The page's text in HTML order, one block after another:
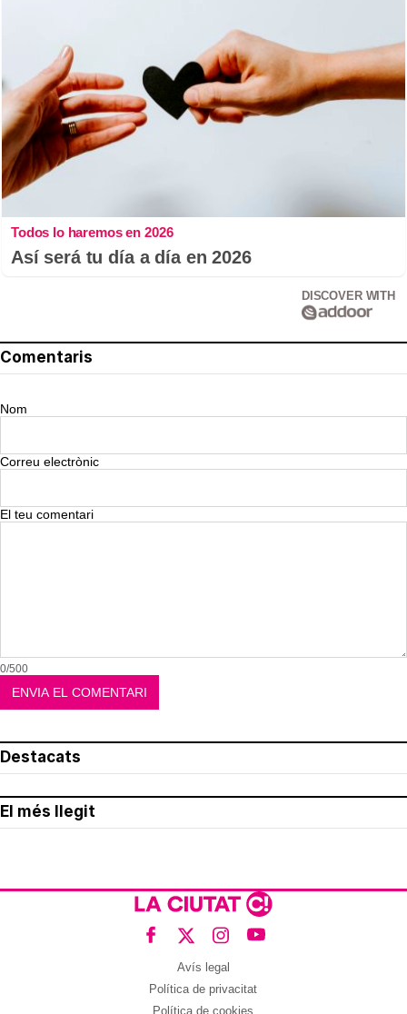
Todos lo haremos en 2026
Así será tu día a día en 2026
DISCOVER WITH
Comentaris
Nom
Correu electrònic
El teu comentari
0/500
Destacats
El més llegit
Avís legal
Política de privacitat
Política de cookies